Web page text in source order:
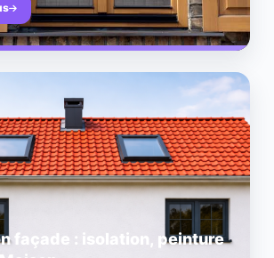
façade : isolation, peinture